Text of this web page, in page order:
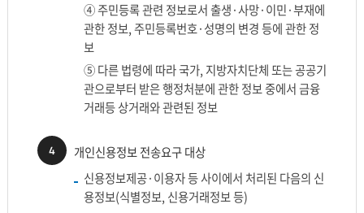
④ 주민등록 관련 정보로서 출생·사망·이민·부재에
관한 정보, 주민등록번호·성명의 변경 등에 관한 정
보
⑤ 다른 법령에 따라 국가, 지방자치단체 또는 공공기
관으로부터 받은 행정처분에 관한 정보 중에서 금융
거래등 상거래와 관련된 정보
4
개인신용정보 전송요구 대상
신용정보제공·이용자 등 사이에서 처리된 다음의 신
용정보(식별정보, 신용거래정보 등)